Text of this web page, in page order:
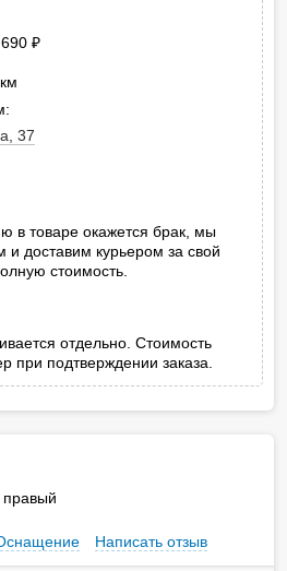
руб.
37
в товаре окажется брак, мы
и доставим курьером за свой
стоимость.
отдельно. Стоимость
при подтверждении заказа.
Написать отзыв